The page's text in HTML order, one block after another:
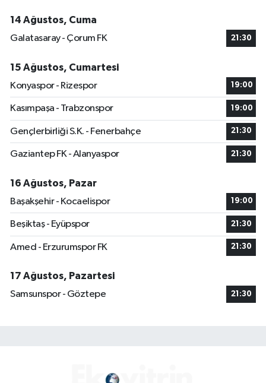
14 Ağustos, Cuma
Galatasaray - Çorum FK
21:30
15 Ağustos, Cumartesi
Konyaspor - Rizespor
19:00
Kasımpaşa - Trabzonspor 19:00
Gençlerbirliği S.K. - Fenerbahçe 21:30
Gaziantep FK - Alanyaspor 21:30
16 Ağustos, Pazar
Başakşehir - Kocaelispor
19:00
Beşiktaş - Eyüpspor 21:30
Amed - Erzurumspor FK 21:30
17 Ağustos, Pazartesi
Samsunspor - Göztepe
21:30